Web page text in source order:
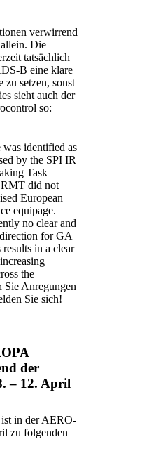
verwirrend
Die
tatsächlich
B eine klare
zu setzen, sonst
sieht auch der
so:
was identified as
by the SPI IR
Task
did not
European
equipage.
no clear and
for GA
in a clear
the
Sie Anregungen
Sie sich!
der
– 12. April
in der AERO-
zu folgenden